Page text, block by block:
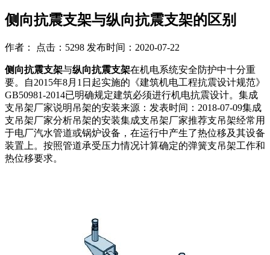
侧向抗震支架与纵向抗震支架的区别
作者： 点击：5298 发布时间：2020-07-22
侧向抗震支架与纵向抗震支架在机电系统安全防护中十分重
要。自2015年8月1日起实施的《建筑机电工程抗震设计规范》
GB50981-2014已明确规定建筑必须进行机电抗震设计。集成
支吊架厂家说明吊架的安装来源：发表时间：2018-07-09集成
支吊架厂家分析吊架的安装集成支吊架厂家推荐支吊架经常用
于电厂汽水管道或锅炉设备，在运行中产生了热位移及其设备
装置上。按照管道承受压力情况计算确定的弹簧支吊架工作和
热位移要求。